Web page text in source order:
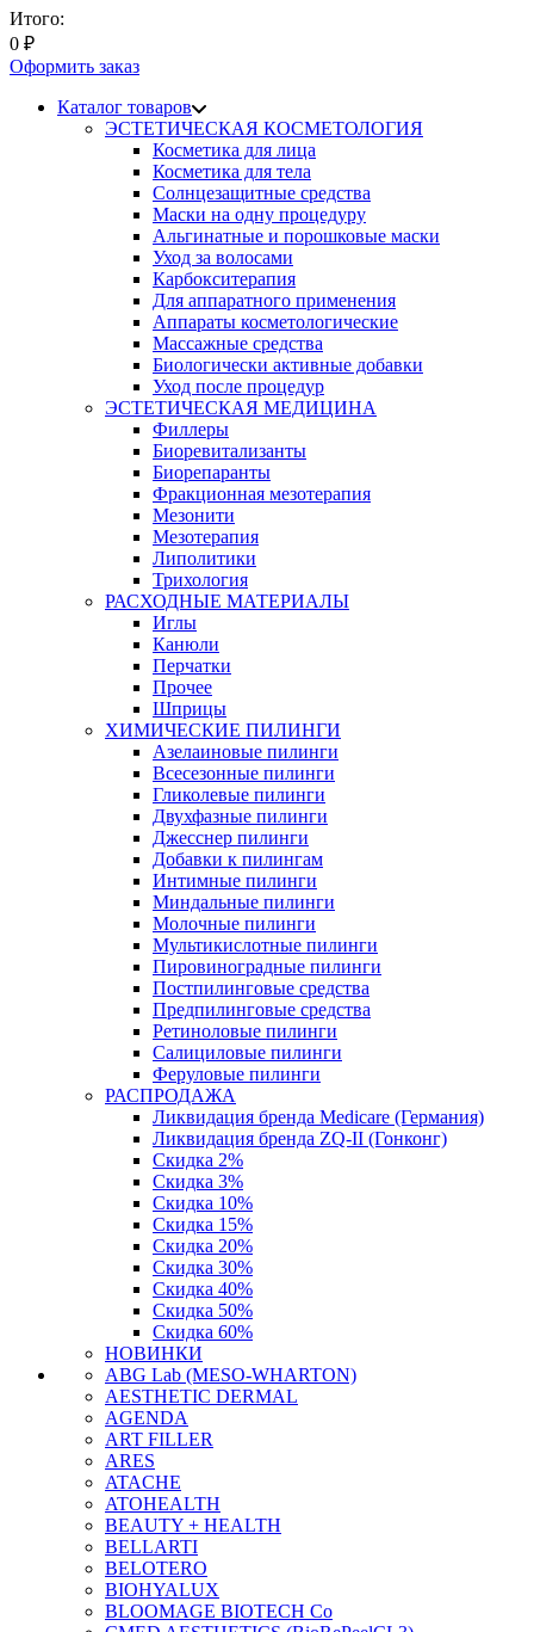
Итого:
0 ₽
Оформить заказ
Каталог товаров
ЭСТЕТИЧЕСКАЯ КОСМЕТОЛОГИЯ
Косметика для лица
Косметика для тела
Солнцезащитные средства
Маски на одну процедуру
Альгинатные и порошковые маски
Уход за волосами
Карбокситерапия
Для аппаратного применения
Аппараты косметологические
Массажные средства
Биологически активные добавки
Уход после процедур
ЭСТЕТИЧЕСКАЯ МЕДИЦИНА
Филлеры
Биоревитализанты
Биорепаранты
Фракционная мезотерапия
Мезонити
Мезотерапия
Липолитики
Трихология
РАСХОДНЫЕ МАТЕРИАЛЫ
Иглы
Канюли
Перчатки
Прочее
Шприцы
ХИМИЧЕСКИЕ ПИЛИНГИ
Азелаиновые пилинги
Всесезонные пилинги
Гликолевые пилинги
Двухфазные пилинги
Джесснер пилинги
Добавки к пилингам
Интимные пилинги
Миндальные пилинги
Молочные пилинги
Мультикислотные пилинги
Пировиноградные пилинги
Постпилинговые средства
Предпилинговые средства
Ретиноловые пилинги
Салициловые пилинги
Феруловые пилинги
РАСПРОДАЖА
Ликвидация бренда Medicare (Германия)
Ликвидация бренда ZQ-II (Гонконг)
Скидка 2%
Скидка 3%
Скидка 10%
Скидка 15%
Скидка 20%
Скидка 30%
Скидка 40%
Скидка 50%
Скидка 60%
НОВИНКИ
ABG Lab (MESO-WHARTON)
AESTHETIC DERMAL
AGENDA
ART FILLER
ARES
ATACHE
ATOHEALTH
BEAUTY + HEALTH
BELLARTI
BELOTERO
BIOHYALUX
BLOOMAGE BIOTECH Co